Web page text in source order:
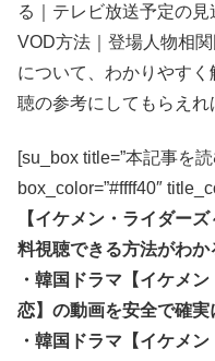
る｜テレビ放送予定の
VOD方法｜登場人物相
について、わかりやす
聴の参考にしてもらえれ
[su_box title=”本記事を
box_color=”#ffff40″
【イケメン・ライダー
料視聴できる方法がわか
・韓国ドラマ【イケメ
恋】の動画を安全で確実
・韓国ドラマ【イケメ